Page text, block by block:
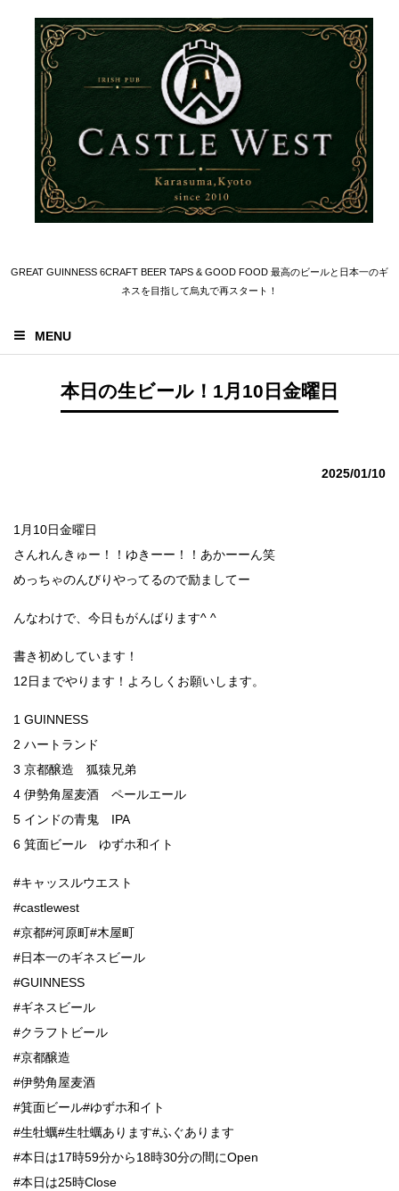
GREAT GUINNESS 6CRAFT BEER TAPS & GOOD FOOD 最高のビールと日本一のギ
ネスを目指して烏丸で再スタート！
MENU
本日の生ビール！1月10日金曜日
2025/01/10
1月10日金曜日
さんれんきゅー！！ゆきーー！！あかーーん笑
めっちゃのんびりやってるので励ましてー
んなわけで、今日もがんばります^ ^
書き初めしています！
12日までやります！よろしくお願いします。
1 GUINNESS
2 ハートランド
3 京都醸造 狐猿兄弟
4 伊勢角屋麦酒 ペールエール
5 インドの青鬼 IPA
6 箕面ビール ゆずホ和イト
#キャッスルウエスト
#castlewest
#京都#河原町#木屋町
#日本一のギネスビール
#GUINNESS
#ギネスビール
#クラフトビール
#京都醸造
#伊勢角屋麦酒
#箕面ビール#ゆずホ和イト
#生牡蠣#生牡蠣あります#ふぐあります
#本日は17時59分から18時30分の間にOpen
#本日は25時Close